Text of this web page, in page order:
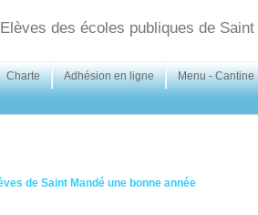
des écoles publiques de Saint
Charte Adhésion en ligne Menu - Cantine
de Saint Mandé une bonne année